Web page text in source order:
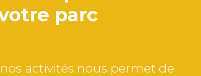
parc
activités nous permet de